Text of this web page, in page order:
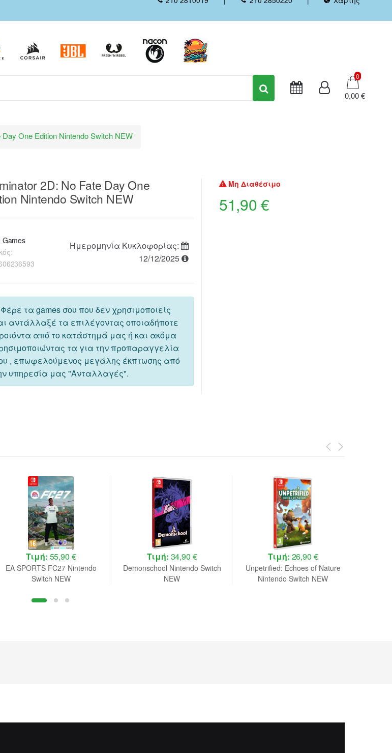
Καλάθι
0
0,00 €
One Edition Nintendo Switch NEW
2D: No Fate Day One
Nintendo Switch NEW
Games
Ημερομηνία Κυκλοφορίας:
12/12/2025
τα games σου που δεν χρησιμοποιείς
αντάλλαξέ τα επιλέγοντας οποιαδήποτε
από το κατάστημά μας ή και ακόμα
τα για την προπαραγγελία
, επωφελούμενος μεγάλης έκπτωσης από
υπηρεσία μας "Ανταλλαγές".
Μη Διαθέσιμο
51,90 €
Τιμή: 55,90 €
EA SPORTS FC27 Nintendo
Switch NEW
Τιμή: 34,90 €
Demonschool Nintendo Switch
NEW
Τιμή: 26,90 €
Unpetrified: Echoes of Nature
Nintendo Switch NEW